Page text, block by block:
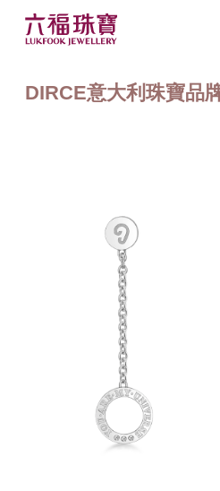
DIRCE意大利珠寶品